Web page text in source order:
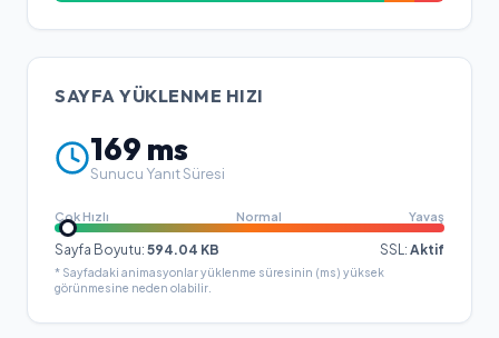
SAYFA YÜKLENME HIZI
169 ms
Sunucu Yanıt Süresi
Çok Hızlı Normal Yavaş
Sayfa Boyutu: 594.04 KB SSL: Aktif
* Sayfadaki animasyonlar yüklenme süresinin (ms) yüksek
görünmesine neden olabilir.